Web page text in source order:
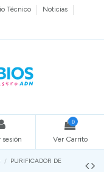
Técnico
Noticias
sesión
0
Ver Carrito
PURIFICADOR DE